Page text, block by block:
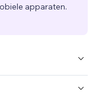
apparaten.